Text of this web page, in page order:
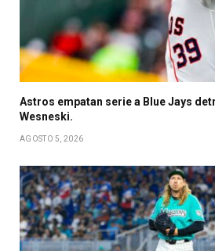
Astros empatan serie a Blue Jays
Wesneski.
AGOSTO 5, 2026